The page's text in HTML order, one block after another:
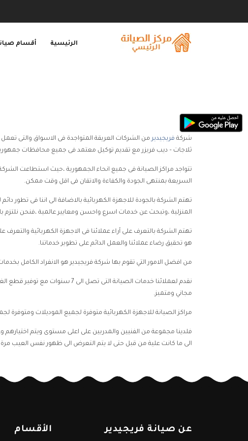
الرئيسية أقسام
شركة فريجيدير من الشركات العريقة المتواجدة فى الاسواق والتى تعمل
ثلاجات – ديب فريزر مع تقديم توكيل معتمد فى جميع محافظات
تتواجد مراكز الصيانة فى جميع انحاء الجمهورية ،حيث استطاعت
السريعة بمنتهى الجودة والكفاءة والاتقان فى اقل وقت ممكن.
تهتم الشركة بالجودة للاجهزة الكهربائية بالاضافة الى اننا فى تطور
المنزلية ،وتبحث عن خدمات اسرع واحسن ومعايير عالمية ،فنحن نلتزم
تهتم الشركة بالتعرف على آراء عملائنا فى الاجهزة الكهربائية
هو تحقيق رضاء عملائنا والعمل الدائم على تطوير خدماتنا.
من افضل الامور التي تقوم بها شركة فريجيدير هو الانفراد الكامل
نقدم لعملائنا خدمات الصيانة
مجاني ومتميز.
مراكز الصيانة للاجهزة الكهربائية متوفرة لجميع الموديلات ومتوفرة
فلدينا مجموعة من الفنيين والمدربين على اعلى مستوى ويتم اختيارهم
الى ما كانت علية من قبل حتى لا يتم التعرض الى ظهور نفس العيب مرة
عن صيانة فريجيدير الأقسام